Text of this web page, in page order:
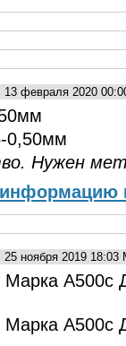
13 февраля 2020
0,50мм
Нужен
25 ноября 2019
А500с
А500с